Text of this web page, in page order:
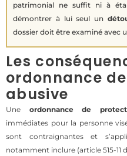
patrimonial ne suffit ni à
démontrer à lui seul un
dossier doit être examiné avec
Les
ordonnance
abusive
Une ordonnance de
immédiates pour la personne
sont contraignantes et
notamment inclure (article 515-11